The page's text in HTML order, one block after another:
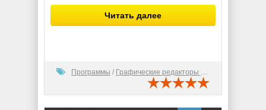
Читать далее
Программы / Графические редакторы (2D)